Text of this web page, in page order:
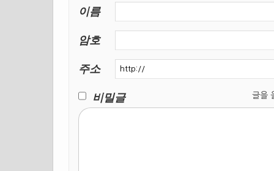
이름
암호
주소
비밀글
글을